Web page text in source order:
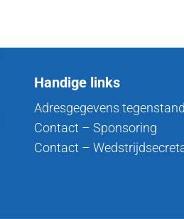
Handige links
Adresgegevens
Contact – Sponsoring
Contact –